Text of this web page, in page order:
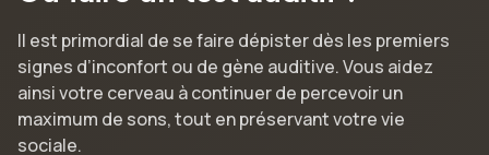
Il est primordial de se faire dépister dès les premiers
signes d’inconfort ou de gène auditive. Vous aidez
ainsi votre cerveau à continuer de percevoir un
maximum de sons, tout en préservant votre vie
sociale.